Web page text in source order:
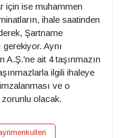
için ise muhammen
ihale saatinden
Şartname
Aynı
A.Ş.'ne ait 4 taşınmazın
ilgili ihaleye
ve o
olacak.